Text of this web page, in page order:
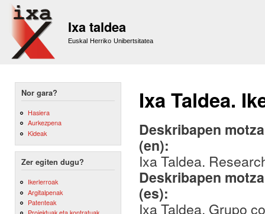
Ixa taldea
Euskal Herriko Unibertsitatea
Nor gara?
Hasiera
Aurkezpena
Kideak
Zer egiten dugu?
Ikerlerroak
Argitalpenak
Patenteak
Ixa Taldea.
Deskribapen
(en):
Ixa Taldea.
Deskribapen
(es):
Ixa Taldea. Grupo